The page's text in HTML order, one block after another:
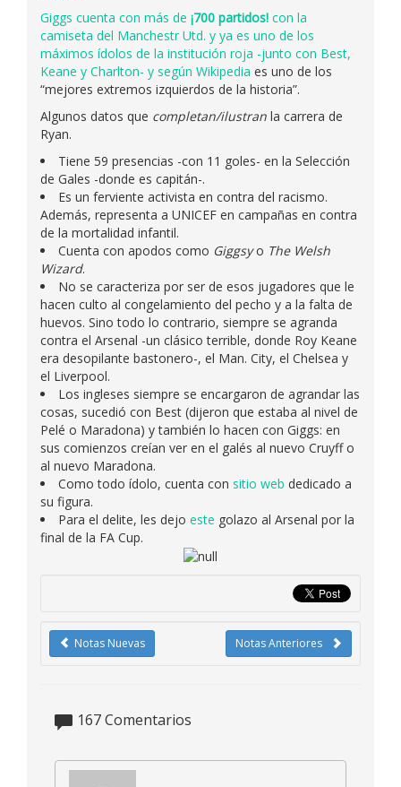
Giggs cuenta con más de ¡700 partidos! con la
camiseta del Manchestr Utd. y ya es uno de los
máximos ídolos de la institución roja -junto con Best,
Keane y Charlton- y según Wikipedia es uno de los
“mejores extremos izquierdos de la historia”.
Algunos datos que completan/ilustran la carrera de
Ryan.
Tiene 59 presencias -con 11 goles- en la Selección
de Gales -donde es capitán-.
Es un ferviente activista en contra del racismo.
Además, representa a UNICEF en campañas en contra
de la mortalidad infantil.
Cuenta con apodos como Giggsyo The Welsh
Wizard.
No se caracteriza por ser de esos jugadores que le
hacen culto al congelamiento del pecho y a la falta de
huevos. Sino todo lo contrario, siempre se agranda
contra el Arsenal -un clásico terrible, donde Roy Keane
era desopilante bastonero-, el Man. City, el Chelsea y
el Liverpool.
Los ingleses siempre se encargaron de agrandar las
cosas, sucedió con Best (dijeron que estaba al nivel de
Pelé o Maradona) y también lo hacen con Giggs: en
sus comienzos creían ver en el galés al nuevo Cruyff o
al nuevo Maradona.
Como todo ídolo, cuenta con sitio web dedicado a
su figura.
Para el delite, les dejo este golazo al Arsenal por la
final de la FA Cup.
Notas Anteriores
Notas Nuevas
167Comentarios